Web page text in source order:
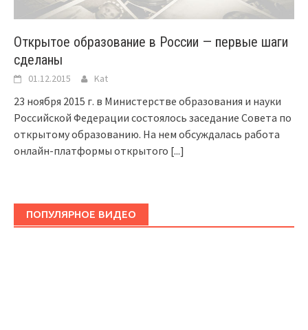
Открытое образование в России — первые шаги
сделаны
01.12.2015 Kat
23 ноября 2015 г. в Министерстве образования и науки
Российской Федерации состоялось заседание Совета по
открытому образованию. На нем обсуждалась работа
онлайн-платформы открытого [...]
ПОПУЛЯРНОЕ ВИДЕО